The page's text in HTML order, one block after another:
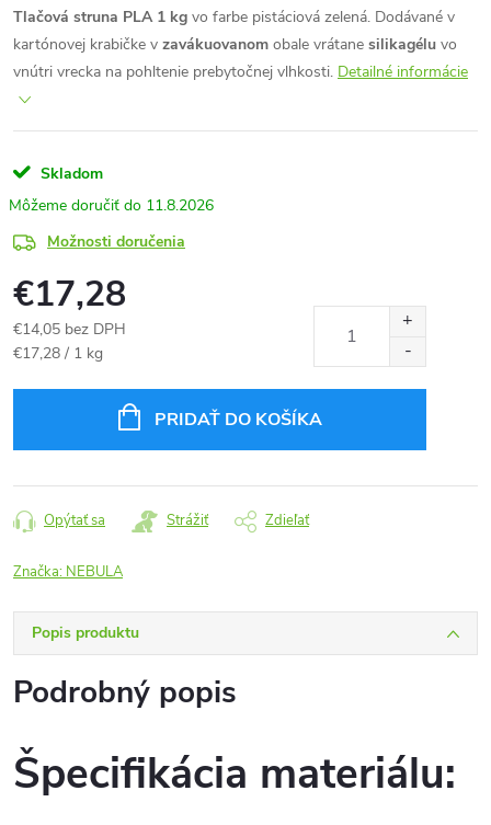
Tlačová struna PLA 1 kg vo farbe pistáciová zelená. Dodávané v
kartónovej krabičke v zavákuovanom obale vrátane silikagélu vo
vnútri vrecka na pohltenie prebytočnej vlhkosti. Detailné informácie
Skladom
11.8.2026
Možnosti doručenia
€17,28
€14,05 bez DPH
Jednotková
€17,28 / 1 kg
PRIDAŤ DO KOŠÍKA
Opýtať sa Strážiť Zdieľať
Značka: NEBULA
Popis produktu
Podrobný popis
Špecifikácia materiálu: